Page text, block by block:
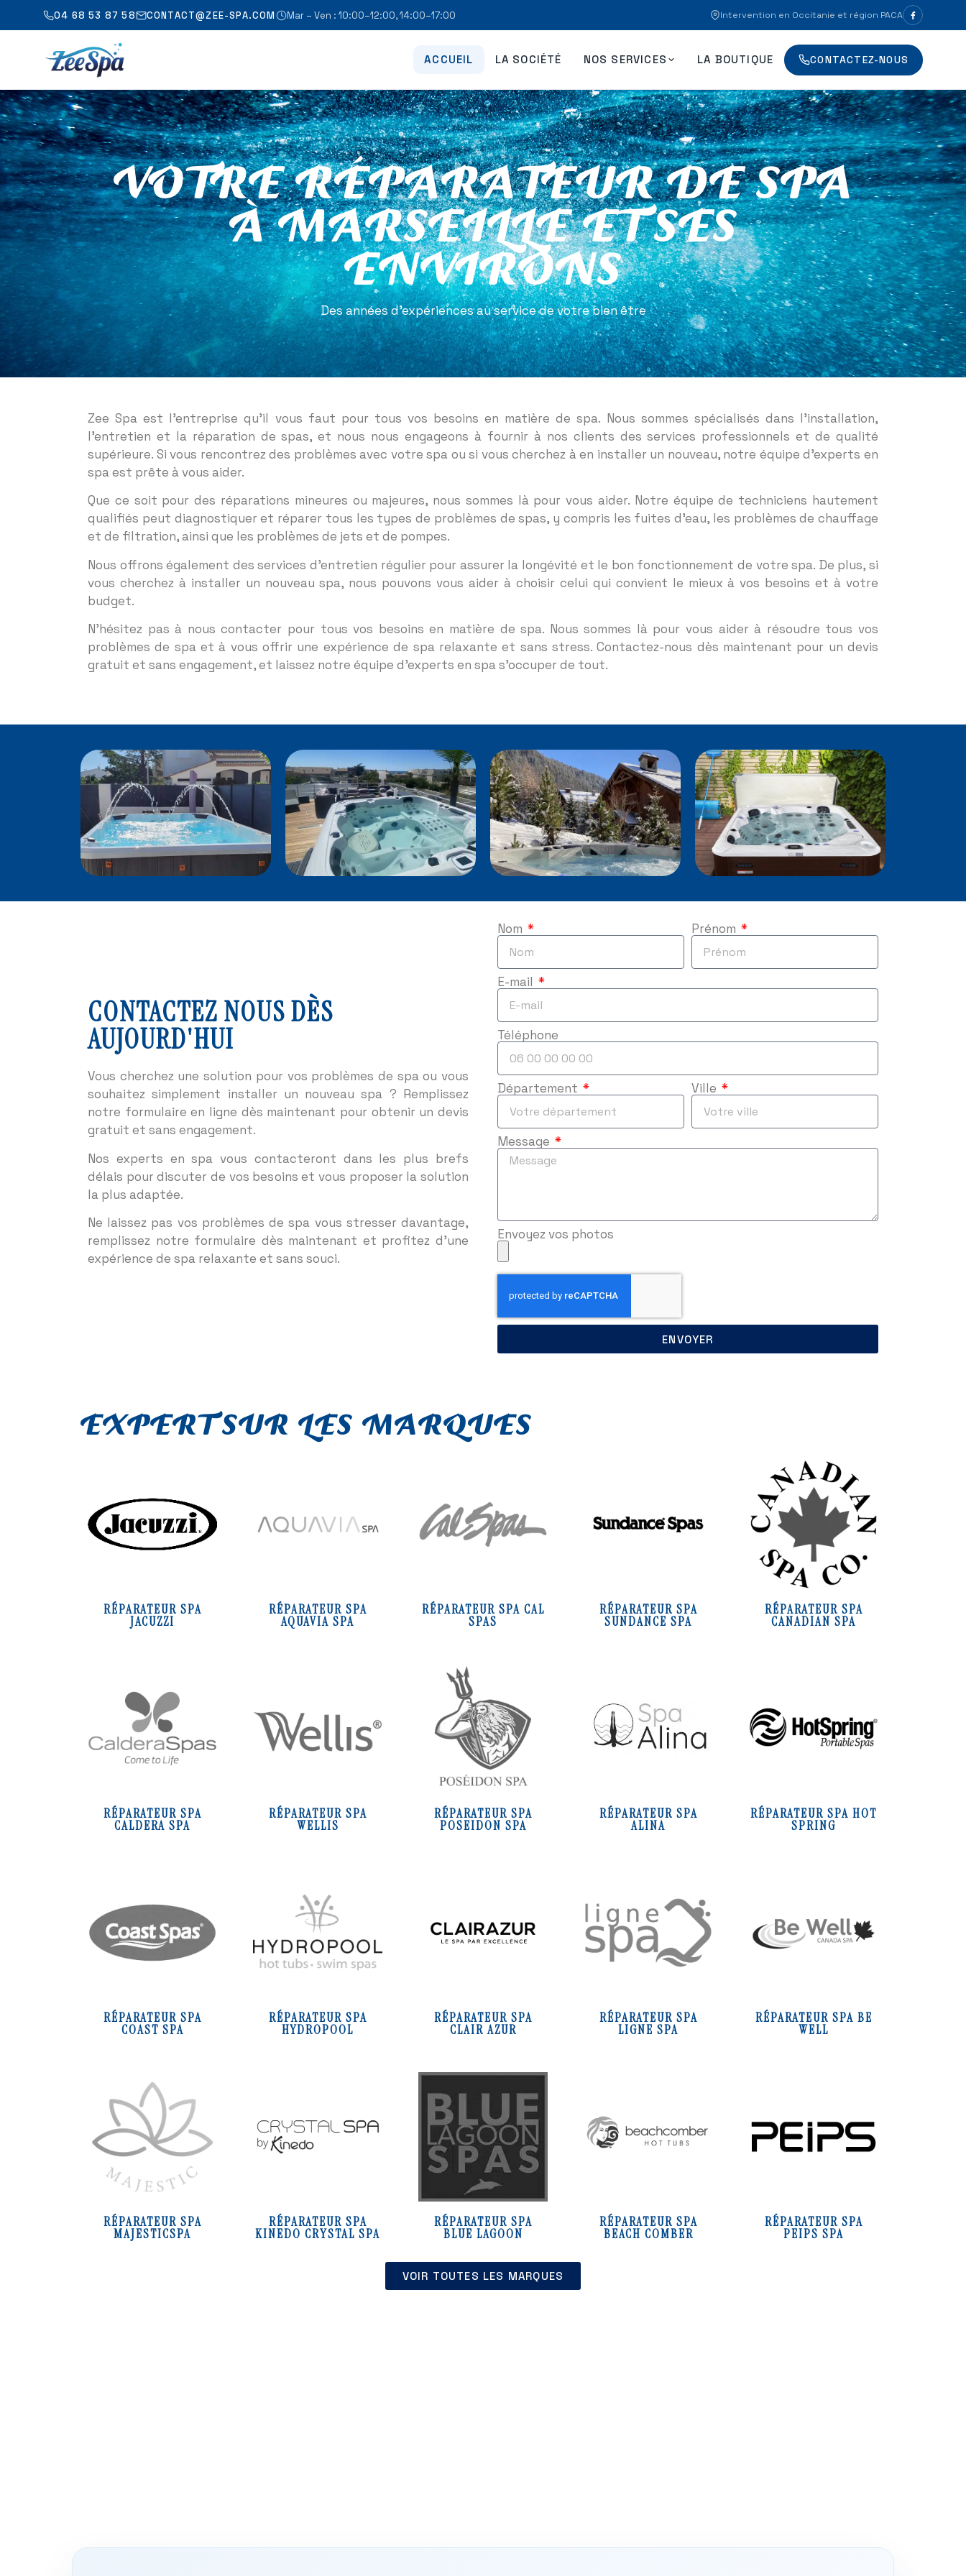
04 68 53 87 58 CONTACT@ZEE-SPA.COM Mar – Ven : 10:00–12:00, 14:00–17:00 Intervention en Occitanie et région PACA
ACCUEIL LA SOCIÉTÉ NOS SERVICES LA BOUTIQUE CONTACTEZ-NOUS
VOTRE RÉPARATEUR DE SPA
À MARSEILLE ET SES
ENVIRONS
Des années d’expériences au service de votre bien être
Zee Spa est l’entreprise qu’il vous faut pour tous vos besoins en matière de spa. Nous sommes spécialisés dans l’installation,
l’entretien et la réparation de spas, et nous nous engageons à fournir à nos clients des services professionnels et de qualité
supérieure. Si vous rencontrez des problèmes avec votre spa ou si vous cherchez à en installer un nouveau, notre équipe d’experts en
spa est prête à vous aider.
Que ce soit pour des réparations mineures ou majeures, nous sommes là pour vous aider. Notre équipe de techniciens hautement
qualifiés peut diagnostiquer et réparer tous les types de problèmes de spas, y compris les fuites d’eau, les problèmes de chauffage
et de filtration, ainsi que les problèmes de jets et de pompes.
Nous offrons également des services d’entretien régulier pour assurer la longévité et le bon fonctionnement de votre spa. De plus, si
vous cherchez à installer un nouveau spa, nous pouvons vous aider à choisir celui qui convient le mieux à vos besoins et à votre
budget.
N’hésitez pas à nous contacter pour tous vos besoins en matière de spa. Nous sommes là pour vous aider à résoudre tous vos
problèmes de spa et à vous offrir une expérience de spa relaxante et sans stress. Contactez-nous dès maintenant pour un devis
gratuit et sans engagement, et laissez notre équipe d’experts en spa s’occuper de tout.
CONTACTEZ NOUS DÈS
AUJOURD'HUI
Vous cherchez une solution pour vos problèmes de spa ou vous
souhaitez simplement installer un nouveau spa ? Remplissez
notre formulaire en ligne dès maintenant pour obtenir un devis
gratuit et sans engagement.
Nos experts en spa vous contacteront dans les plus brefs
délais pour discuter de vos besoins et vous proposer la solution
la plus adaptée.
Ne laissez pas vos problèmes de spa vous stresser davantage,
remplissez notre formulaire dès maintenant et profitez d’une
expérience de spa relaxante et sans souci.
Nom Prénom
E-mail
Téléphone
Département Ville
Message
Envoyez vos photos
ENVOYER
EXPERT SUR LES MARQUES
RÉPARATEUR SPA
JACUZZI
RÉPARATEUR SPA
AQUAVIA SPA
RÉPARATEUR SPA CAL
SPAS
RÉPARATEUR SPA
SUNDANCE SPA
RÉPARATEUR SPA
CANADIAN SPA
RÉPARATEUR SPA
CALDERA SPA
RÉPARATEUR SPA
WELLIS
RÉPARATEUR SPA
POSEIDON SPA
RÉPARATEUR SPA
ALINA
RÉPARATEUR SPA HOT
SPRING
RÉPARATEUR SPA
COAST SPA
RÉPARATEUR SPA
HYDROPOOL
RÉPARATEUR SPA
CLAIR AZUR
RÉPARATEUR SPA
LIGNE SPA
RÉPARATEUR SPA BE
WELL
RÉPARATEUR SPA
MAJESTICSPA
RÉPARATEUR SPA
KINEDO CRYSTAL SPA
RÉPARATEUR SPA
BLUE LAGOON
RÉPARATEUR SPA
BEACH COMBER
RÉPARATEUR SPA
PEIPS SPA
VOIR TOUTES LES MARQUES